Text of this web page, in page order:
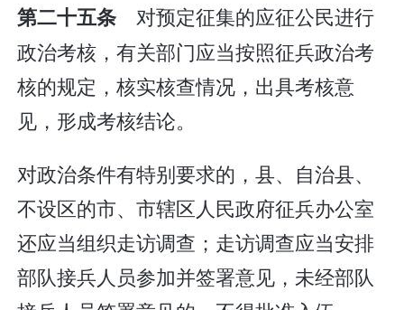
第二十五条 对预定征集的应征公民进行
政治考核，有关部门应当按照征兵政治考
核的规定，核实核查情况，出具考核意
见，形成考核结论。
对政治条件有特别要求的，县、自治县、
不设区的市、市辖区人民政府征兵办公室
还应当组织走访调查；走访调查应当安排
部队接兵人员参加并签署意见，未经部队